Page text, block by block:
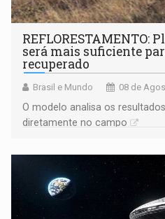
REFLORESTAMENTO:
será mais suficiente
recuperado
Brasil e Mundo 08 de
O modelo analisa os
diretamente no campo